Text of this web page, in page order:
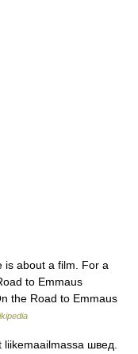
about a film. For a
to Emmaus
the Road to Emmaus
швед.